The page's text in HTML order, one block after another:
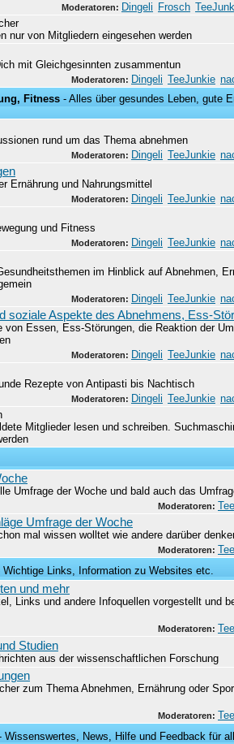
Moderatoren: Dingeli Frosch
nur von Mitgliedern eingesehen werden
mit Gleichgesinnten zusammentun
Moderatoren: Dingeli TeeJunkie
Fitness - Alles über gesundes Leben, gute
rund um das Thema abnehmen
Moderatoren: Dingeli TeeJunkie
Ernährung und Nahrungsmittel
Moderatoren: Dingeli TeeJunkie
und Fitness
Moderatoren: Dingeli TeeJunkie
im Hinblick auf Abnehmen,
Moderatoren: Dingeli TeeJunkie
soziale Aspekte des Abnehmens, Ess-
von Essen, Ess-Störungen, die Reaktion der
Moderatoren: Dingeli TeeJunkie
Rezepte von Antipasti bis Nachtisch
Moderatoren: Dingeli TeeJunkie
Mitglieder lesen und schreiben.
Umfrage der Woche und bald auch das
Moderatoren:
Umfrage der Woche
mal wissen wolltet wie andere darüber
Moderatoren:
Wichtige Links, Information zu Websites etc.
und mehr
Links und andere Infoquellen vorgestellt und
Moderatoren:
Studien
aus der wissenschaftlichen Forschung
zum Thema Abnehmen, Ernährung oder
Moderatoren:
Wissenswertes, News, Hilfe und Feedback für